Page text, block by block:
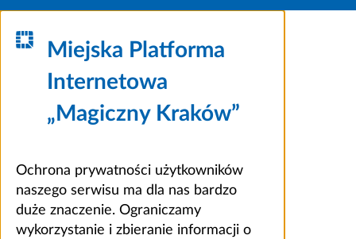
Miejska Platforma
Internetowa
„Magiczny Kraków”
Ochrona prywatności użytkowników
naszego serwisu ma dla nas bardzo
duże znaczenie. Ograniczamy
wykorzystanie i zbieranie informacji o